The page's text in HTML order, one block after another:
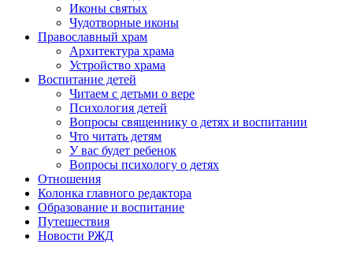
Иконы святых
Чудотворные иконы
Православный храм
Архитектура храма
Устройство храма
Воспитание детей
Читаем с детьми о вере
Психология детей
Вопросы священнику о детях и воспитании
Что читать детям
У вас будет ребенок
Вопросы психологу о детях
Отношения
Колонка главного редактора
Образование и воспитание
Путешествия
Новости РЖД